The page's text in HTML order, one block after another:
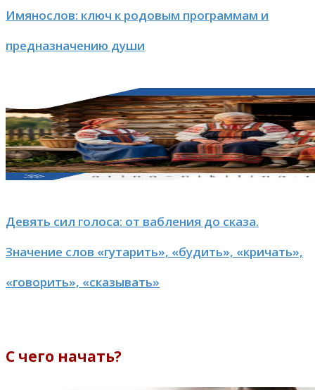
Имянослов: ключ к родовым программам и
предназначению души
Девять сил голоса: от вабления до сказа.
Значение слов «гутарить», «будить», «кричать»,
«говорить», «сказывать»
С чего начать?